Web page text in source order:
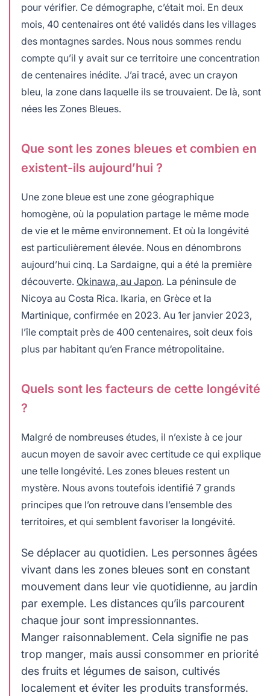
pour vérifier. Ce démographe, c’était moi. En deux
mois, 40 centenaires ont été validés dans les villages
des montagnes sardes. Nous nous sommes rendu
compte qu’il y avait sur ce territoire une concentration
de centenaires inédite. J’ai tracé, avec un crayon
bleu, la zone dans laquelle ils se trouvaient. De là, sont
nées les Zones Bleues.
Que sont les zones bleues et combien en
existent-ils aujourd’hui ?
Une zone bleue est une zone géographique
homogène, où la population partage le même mode
de vie et le même environnement. Et où la longévité
est particulièrement élevée. Nous en dénombrons
aujourd’hui cinq. La Sardaigne, qui a été la première
découverte. Okinawa, au Japon. La péninsule de
Nicoya au Costa Rica. Ikaria, en Grèce et la
Martinique, confirmée en 2023. Au 1er janvier 2023,
l’île comptait près de 400 centenaires, soit deux fois
plus par habitant qu’en France métropolitaine.
Quels sont les facteurs de cette longévité
?
Malgré de nombreuses études, il n’existe à ce jour
aucun moyen de savoir avec certitude ce qui explique
une telle longévité. Les zones bleues restent un
mystère. Nous avons toutefois identifié 7 grands
principes que l’on retrouve dans l’ensemble des
territoires, et qui semblent favoriser la longévité.
Se déplacer au quotidien. Les personnes âgées
vivant dans les zones bleues sont en constant
mouvement dans leur vie quotidienne, au jardin
par exemple. Les distances qu’ils parcourent
chaque jour sont impressionnantes.
Manger raisonnablement. Cela signifie ne pas
trop manger, mais aussi consommer en priorité
des fruits et légumes de saison, cultivés
localement et éviter les produits transformés.